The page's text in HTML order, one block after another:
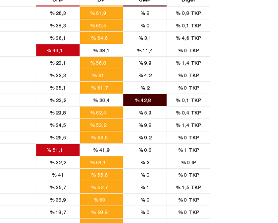
%26,3 %61,9 %8 % 0,8 TKP
%38,3 %60,5 %0 % 0,1 TKP
%36,1 % 54,6 %3,1 % 4,6 TKP
% 49,1
10
%38,1 %11,4 %0 TKP
%28,1 %56,8
10
%9,9 % 1,4 TKP
%33,3 % 61
10
%4,2 %0 TKP
%35,1 % 61,7 %2 %0 TKP
%23,2 %30,4 %42,8 % 0,1 TKP
%29,8 %62,4
12
%5,9 % 0,4 TKP
%34,5 %53,2 %9,8 % 1,4 TKP
%25,6 % 63,5 %9,2 %0 TKP
% 51,1
12
%41,9 %0,3 %1 TKP
%32,2 %64,1
12
%3 %0İP
%41 % 55,6 %0 %0 TKP
%35,7 % 52,7 %1 % 1,5 TKP
%38,9 %60 %0 %0 TKP
%19,7 % 29,8 %0 %0 TKP